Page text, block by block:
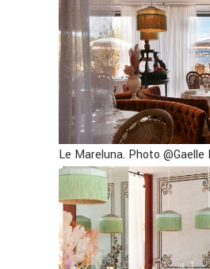
Le Mareluna. Photo